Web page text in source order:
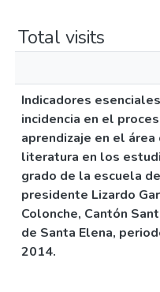
Total visits
Indicadores
incidencia en el
aprendizaje en el área
literatura en los
grado de la escuela
presidente Lizardo
Colonche, Cantón
de Santa Elena,
2014.